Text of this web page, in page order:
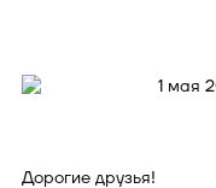
Дорогие друзья!